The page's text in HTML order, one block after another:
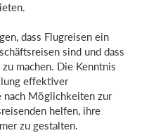
dass Flugreisen ein
sind und dass
machen. Die Kenntnis
effektiver
nach Möglichkeiten zur
helfen, ihre
zu gestalten.